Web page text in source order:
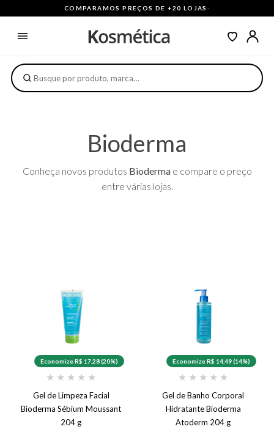
COMPARAMOS PREÇOS DE +20 LOJAS ·
Bioderma
Conheça novos produtos Biodermae compare o preço
entre várias lojas.
Economize R$ 17,28 (20%)
★ ★ ★ ★ ★
Gel de Limpeza Facial
Bioderma Sébium Moussant
204 g
Economize R$ 14,49 (14%)
★ ★ ★ ★ ★
Gel de Banho Corporal
Hidratante Bioderma
Atoderm 204 g